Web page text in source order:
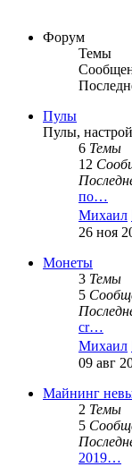
Форум
Темы
Пулы
Пулы,
6 Темы
12
по…
Михаил
26 ноя
Монеты
3 Темы
5
cr…
Михаил
09 авг
Майнинг
2 Темы
5
2019…